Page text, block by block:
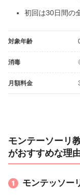
初回は30日間の
対象年齢
消毒
月額料金
モンテーソーリ
がおすすめな理
モンテッソー